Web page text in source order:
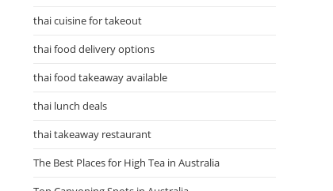
thai cuisine for takeout
thai food delivery options
thai food takeaway available
thai lunch deals
thai takeaway restaurant
The Best Places for High Tea in Australia